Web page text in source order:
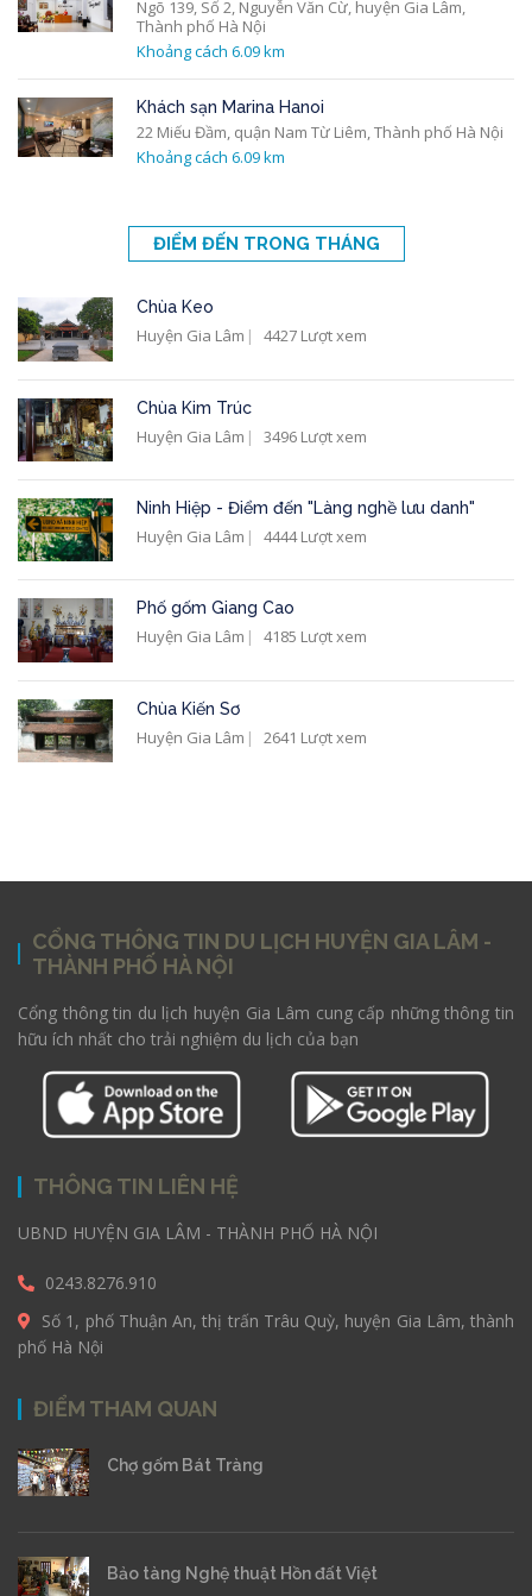
Ngõ 139, Số 2, Nguyễn Văn Cừ, huyện Gia Lâm,
Thành phố Hà Nội
Khoảng cách 6.09 km
Khách sạn Marina Hanoi
22 Miếu Đầm, quận Nam Từ Liêm, Thành phố Hà Nội
Khoảng cách 6.09 km
ĐIỂM ĐẾN TRONG THÁNG
Chùa Keo
Huyện Gia Lâm 4427 Lượt xem
Chùa Kim Trúc
Huyện Gia Lâm 3496 Lượt xem
Ninh Hiệp - Điểm đến "Làng nghề lưu danh"
Huyện Gia Lâm 4444 Lượt xem
Phố gốm Giang Cao
Huyện Gia Lâm 4185 Lượt xem
Chùa Kiến Sơ
Huyện Gia Lâm 2641 Lượt xem
CỔNG THÔNG TIN DU LỊCH HUYỆN GIA LÂM -
THÀNH PHỐ HÀ NỘI
Cổng thông tin du lịch huyện Gia Lâm cung cấp những thông tin
hữu ích nhất cho trải nghiệm du lịch của bạn
THÔNG TIN LIÊN HỆ
UBND HUYỆN GIA LÂM - THÀNH PHỐ HÀ NỘI
0243.8276.910
Số 1, phố Thuận An, thị trấn Trâu Quỳ, huyện Gia Lâm, thành
phố Hà Nội
ĐIỂM THAM QUAN
Chợ gốm Bát Tràng
Bảo tàng Nghệ thuật Hồn đất Việt